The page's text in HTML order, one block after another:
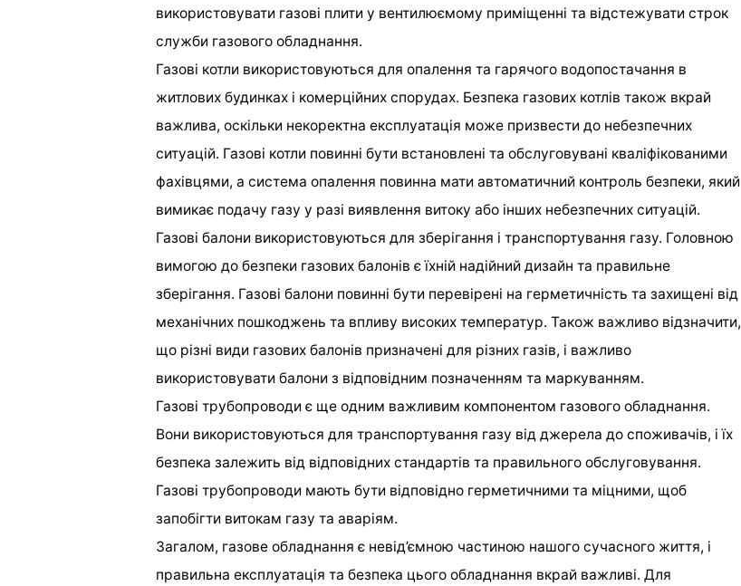
використовувати газові плити у вентилюємому приміщенні та відстежувати строк
служби газового обладнання.
Газові котли використовуються для опалення та гарячого водопостачання в
житлових будинках і комерційних спорудах. Безпека газових котлів також вкрай
важлива, оскільки некоректна експлуатація може призвести до небезпечних
ситуацій. Газові котли повинні бути встановлені та обслуговувані кваліфікованими
фахівцями, а система опалення повинна мати автоматичний контроль безпеки, який
вимикає подачу газу у разі виявлення витоку або інших небезпечних ситуацій.
Газові балони використовуються для зберігання і транспортування газу. Головною
вимогою до безпеки газових балонів є їхній надійний дизайн та правильне
зберігання. Газові балони повинні бути перевірені на герметичність та захищені від
механічних пошкоджень та впливу високих температур. Також важливо відзначити,
що різні види газових балонів призначені для різних газів, і важливо
використовувати балони з відповідним позначенням та маркуванням.
Газові трубопроводи є ще одним важливим компонентом газового обладнання.
Вони використовуються для транспортування газу від джерела до споживачів, і їх
безпека залежить від відповідних стандартів та правильного обслуговування.
Газові трубопроводи мають бути відповідно герметичними та міцними, щоб
запобігти витокам газу та аваріям.
Загалом, газове обладнання є невід’ємною частиною нашого сучасного життя, і
правильна експлуатація та безпека цього обладнання вкрай важливі. Для